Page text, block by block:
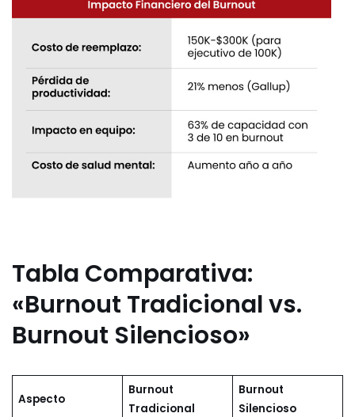
Tabla Comparativa:
«Burnout Tradicional vs.
Burnout Silencioso»
Aspecto
Burnout
Tradicional
Burnout
Silencioso